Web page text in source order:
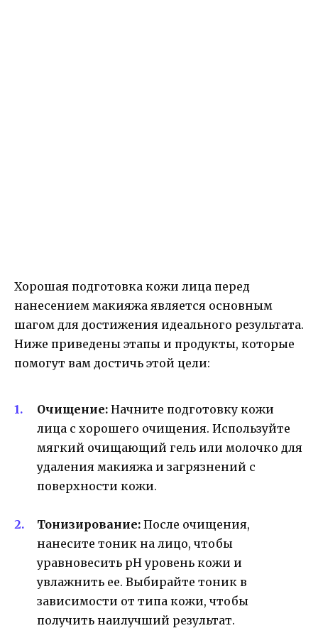
Хорошая подготовка кожи лица перед
нанесением макияжа является основным
шагом для достижения идеального результата.
Ниже приведены этапы и продукты, которые
помогут вам достичь этой цели:
Очищение: Начните подготовку кожи
лица с хорошего очищения. Используйте
мягкий очищающий гель или молочко для
удаления макияжа и загрязнений с
поверхности кожи.
Тонизирование: После очищения,
нанесите тоник на лицо, чтобы
уравновесить pH уровень кожи и
увлажнить ее. Выбирайте тоник в
зависимости от типа кожи, чтобы
получить наилучший результат.